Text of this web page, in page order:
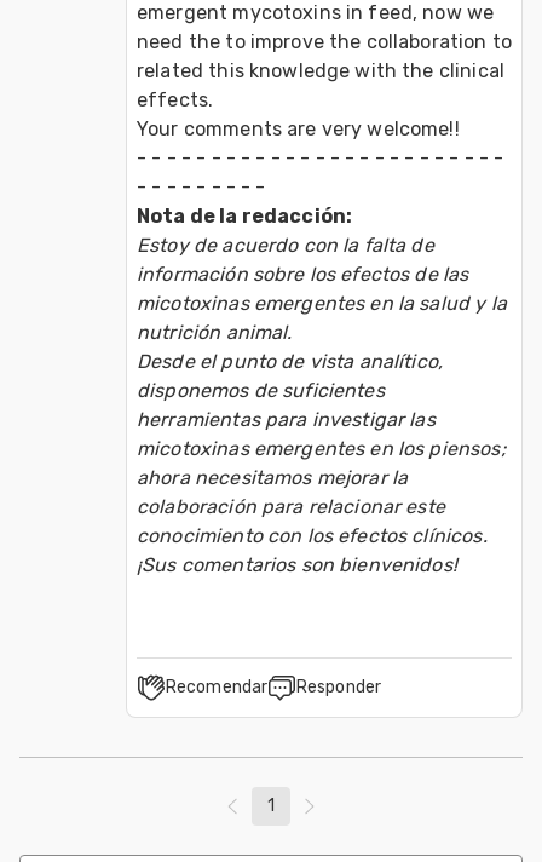
emergent mycotoxins in feed, now we
need the to improve the collaboration to
related this knowledge with the clinical
effects.
Your comments are very welcome!!
- - - - - - - - - - - - - - - - - - - - - - - - -
- - - - - - - - -
Nota de la redacción:
Estoy de acuerdo con la falta de
información sobre los efectos de las
micotoxinas emergentes en la salud y la
nutrición animal.
Desde el punto de vista analítico,
disponemos de suficientes
herramientas para investigar las
micotoxinas emergentes en los piensos;
ahora necesitamos mejorar la
colaboración para relacionar este
conocimiento con los efectos clínicos.
¡Sus comentarios son bienvenidos!
Recomendar Responder
1